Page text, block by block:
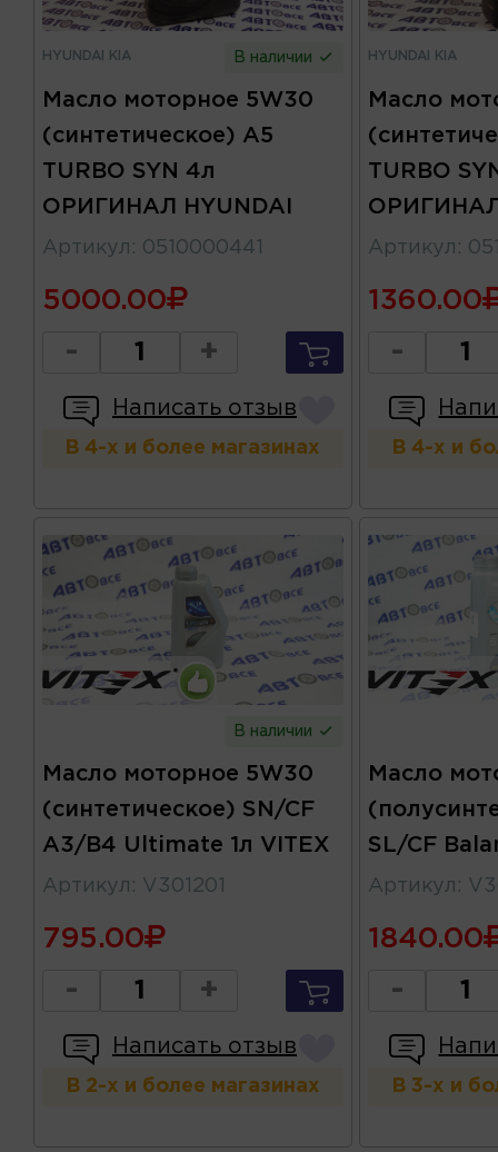
HYUNDAI KIA В наличии
Масло моторное 5W30
(синтетическое) A5
TURBO SYN 4л
ОРИГИНАЛ HYUNDAI
Артикул : 0510000441
5000.00
- +
Написать отзыв
В 4-х и более магазинах
HYUNDAI KIA
Масло
TURBO
ОРИГИНАЛ
Артикул :
1360.00
-
В 4-х и
В наличии
Масло моторное 5W30
(синтетическое) SN/CF
A3/B4 Ultimate 1л VITEX
Артикул : V301201
795.00
- +
Написать отзыв
В 2-х и более магазинах
Масло
SL/CF
Артикул :
1840.00
-
В 3-х и